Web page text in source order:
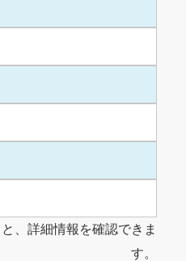
、詳細情報を確認できま
す。